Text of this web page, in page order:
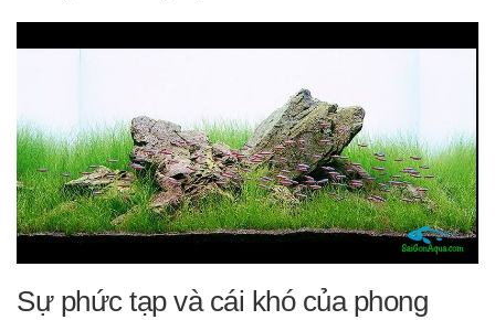
Sự phức tạp và cái khó của phong